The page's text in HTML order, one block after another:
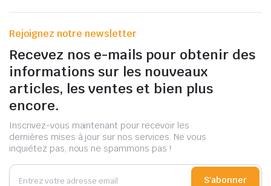
Rejoignez notre newsletter
Recevez nos e-mails pour obtenir des
informations sur les nouveaux
articles, les ventes et bien plus
encore.
Inscrivez-vous maintenant pour recevoir les
dernières mises à jour sur nos services. Ne vous
inquiétez pas, nous ne spammons pas !
S'abonner